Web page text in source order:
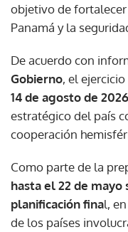
objetivo de
Panamá y la
De acuerdo con
Gobierno, el
14 de agosto de 2026
estratégico del país
cooperación
Como parte de la
hasta el 22 de mayo
planificación final,
de los países